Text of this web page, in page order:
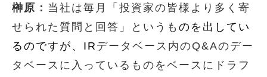
榊原： 当社は毎月「投資家の皆様より多く寄
せられた質問と回答」というも のを出してい
るのですが、IR データベース内のQ&Aのデー
タベースに入っているものをベースにドラフ